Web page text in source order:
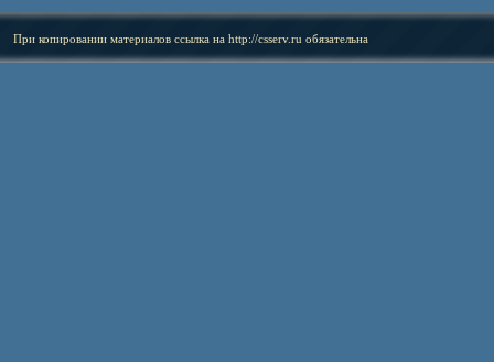
При копировании материалов ссылка на http://csserv.ru обязательна